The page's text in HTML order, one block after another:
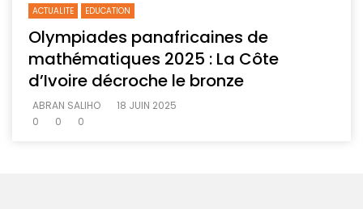
ACTUALITE EDUCATION
Olympiades panafricaines de
mathématiques 2025 : La Côte
d’Ivoire décroche le bronze
ABRAN SALIHO
18 JUIN 2025
0
0 0